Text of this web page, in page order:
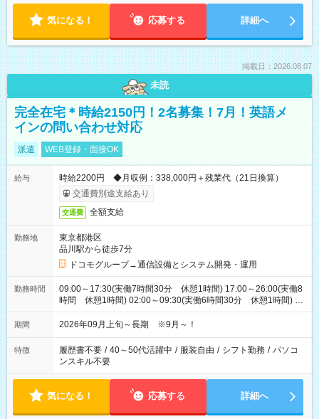
気になる！ 応募する 詳細へ
掲載日：2026.08.07
未読
完全在宅＊時給2150円！2名募集！7月！英語メ
インの問い合わせ対応
派遣 WEB登録・面接OK
給与
時給2200円 ◆月収例：338,000円＋残業代（21日換算）
交通費別途支給あり
交通費 全額支給
勤務地
東京都港区
品川駅から徒歩7分
ドコモグループ→通信設備とシステム開発・運用
勤務時間
09:00～17:30(実働7時間30分 休憩1時間) 17:00～26:00(実働8
時間 休憩1時間) 02:00～09:30(実働6時間30分 休憩1時間) ※
日勤は就業時間1/夜勤は就業時間2.3を連続で行って頂きます
期間 2026年09月上旬～長期 ※9月～！
特徴 履歴書不要 / 40～50代活躍中 / 服装自由 / シフト勤務 / パソコ
ンスキル不要
気になる！ 応募する 詳細へ